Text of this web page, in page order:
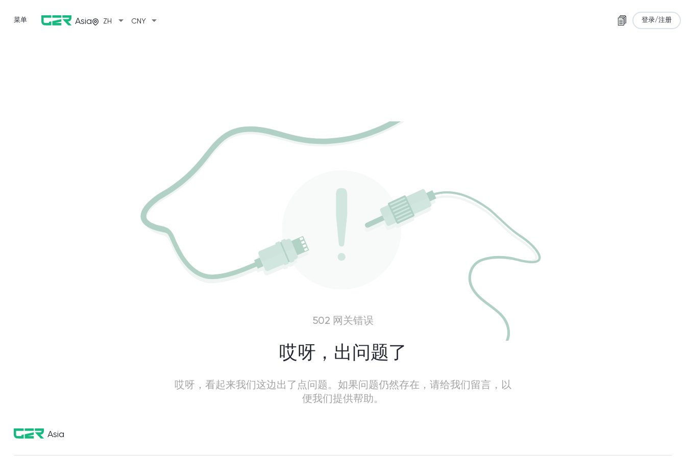
菜单 Asia ZH arrow_drop_down CNY arrow_drop_down 登录/注册
502 网关错误
哎呀，出问题了
哎呀，看起来我们这边出了点问题。如果问题仍然存在，请给我们留言，以
便我们提供帮助。
Asia